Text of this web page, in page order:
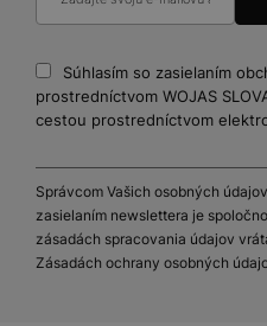
Súhlasím so zasielaním
prostredníctvom WOJAS
cestou prostredníctvom
Správcom Vašich osobných
zasielaním newslettera je
zásadách spracovania údajov
Zásadách ochrany osobných